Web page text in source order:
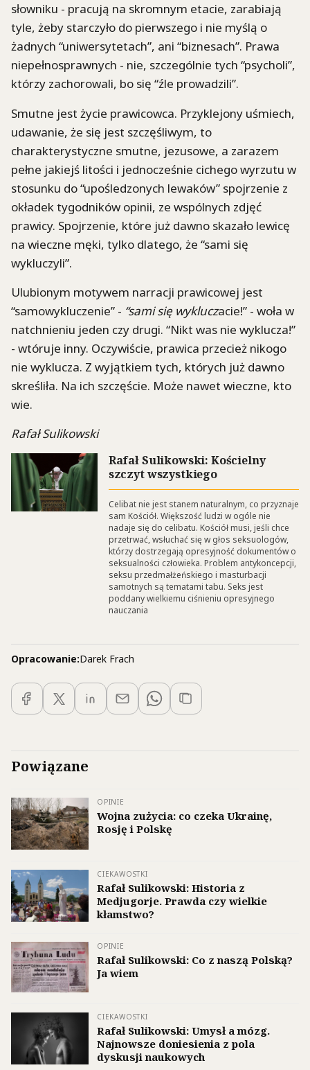
słowniku - pracują na skromnym etacie, zarabiają
tyle, żeby starczyło do pierwszego i nie myślą o
żadnych “uniwersytetach”, ani “biznesach”. Prawa
niepełnosprawnych - nie, szczególnie tych “psycholi”,
którzy zachorowali, bo się “źle prowadzili”.
Smutne jest życie prawicowca. Przyklejony uśmiech,
udawanie, że się jest szczęśliwym, to
charakterystyczne smutne, jezusowe, a zarazem
pełne jakiejś litości i jednocześnie cichego wyrzutu w
stosunku do “upośledzonych lewaków” spojrzenie z
okładek tygodników opinii, ze wspólnych zdjęć
prawicy. Spojrzenie, które już dawno skazało lewicę
na wieczne męki, tylko dlatego, że “sami się
wykluczyli”.
Ulubionym motywem narracji prawicowej jest
“samowykluczenie” - “sami się wykluczacie!” - woła w
natchnieniu jeden czy drugi. “Nikt was nie wyklucza!”
- wtóruje inny. Oczywiście, prawica przecież nikogo
nie wyklucza. Z wyjątkiem tych, których już dawno
skreśliła. Na ich szczęście. Może nawet wieczne, kto
wie.
Rafał Sulikowski
Rafał Sulikowski: Kościelny
szczyt wszystkiego
Celibat nie jest stanem naturalnym, co przyznaje
sam Kościół. Większość ludzi w ogóle nie
nadaje się do celibatu. Kościół musi, jeśli chce
przetrwać, wsłuchać się w głos seksuologów,
którzy dostrzegają opresyjność dokumentów o
seksualności człowieka. Problem antykoncepcji,
seksu przedmałżeńskiego i masturbacji
samotnych są tematami tabu. Seks jest
poddany wielkiemu ciśnieniu opresyjnego
nauczania
Opracowanie:Darek Frach
Powiązane
OPINIE
Wojna zużycia: co czeka Ukrainę,
Rosję i Polskę
CIEKAWOSTKI
Rafał Sulikowski: Historia z
Medjugorje. Prawda czy wielkie
kłamstwo?
OPINIE
Rafał Sulikowski: Co z naszą Polską?
Ja wiem
CIEKAWOSTKI
Rafał Sulikowski: Umysł a mózg.
Najnowsze doniesienia z pola
dyskusji naukowych